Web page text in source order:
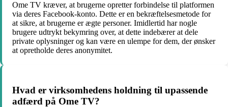
Ome TV kræver, at brugerne opretter forbindelse til platformen
via deres Facebook-konto. Dette er en bekræftelsesmetode for
at sikre, at brugerne er ægte personer. Imidlertid har nogle
brugere udtrykt bekymring over, at dette indebærer at dele
private oplysninger og kan være en ulempe for dem, der ønsker
at opretholde deres anonymitet.
Hvad er virksomhedens holdning til upassende
adfærd på Ome TV?